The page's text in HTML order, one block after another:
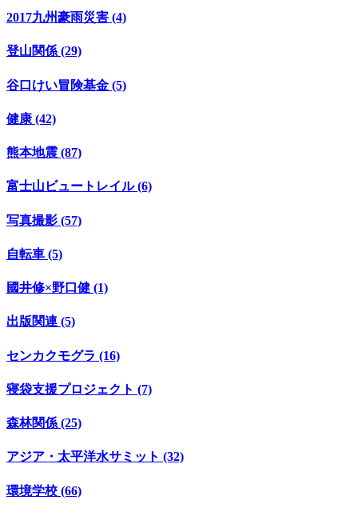
2017九州豪雨災害 (4)
登山関係 (29)
谷口けい冒険基金 (5)
健康 (42)
熊本地震 (87)
富士山ビュートレイル (6)
写真撮影 (57)
自転車 (5)
國井修×野口健 (1)
出版関連 (5)
センカクモグラ (16)
寝袋支援プロジェクト (7)
森林関係 (25)
アジア・太平洋水サミット (32)
環境学校 (66)